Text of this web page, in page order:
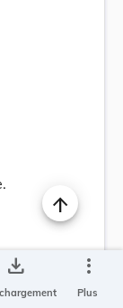
lisse
save_alt more_vert
Plus